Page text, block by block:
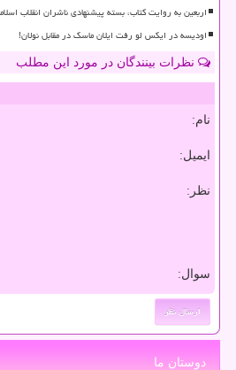
اربعین به روایت کتاب، بسته پیشنهادی ناشران انقلاب
اودیسه در ایکس لو رفت ایلان ماسک در مقابل نولان!
نظرات بینندگان در مورد این مطلب
نام:
ایمیل:
نظر:
سوال:
دوستان ما